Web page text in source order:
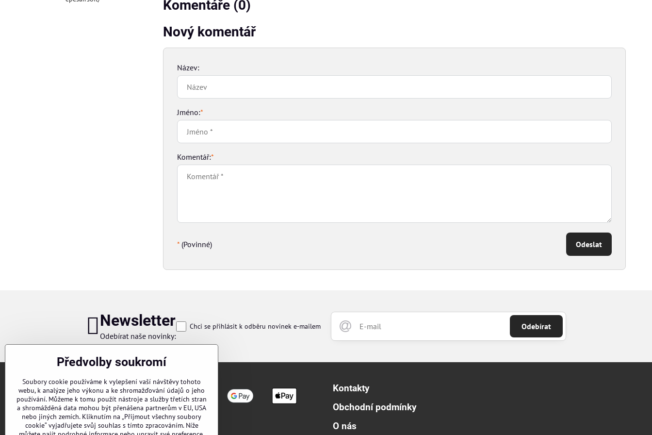
Komentáře (0)
Nový komentář
Název:
Jméno:*
Komentář:*
* (Povinné) Odeslat
Newsletter
Odebírat naše novinky:
Odebírat
Chci se přihlásit k odběru novinek e-mailem
Objednávky
Kontakty
Obchodní podmínky
O nás
Předvolby soukromí
Soubory cookie používáme k vylepšení vaší návštěvy tohoto
webu, k analýze jeho výkonu a ke shromažďování údajů o jeho
používání. Můžeme k tomu použít nástroje a služby třetích stran
a shromážděná data mohou být přenášena partnerům v EU, USA
nebo jiných zemích. Kliknutím na „Přijmout všechny soubory
cookie“ vyjadřujete svůj souhlas s tímto zpracováním. Níže